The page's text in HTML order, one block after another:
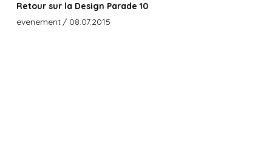
Retour sur la Design Parade 10
evenement / 08.07.2015